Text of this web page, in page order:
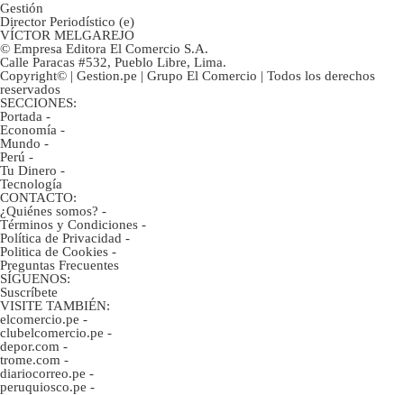
Gestión
Director Periodístico (e)
VÍCTOR MELGAREJO
© Empresa Editora El Comercio S.A.
Calle Paracas #532, Pueblo Libre, Lima.
Copyright© | Gestion.pe | Grupo El Comercio | Todos los derechos
reservados
SECCIONES:
Portada -
Economía -
Mundo -
Perú -
Tu Dinero -
Tecnología
CONTACTO:
¿Quiénes somos? -
Términos y Condiciones -
Política de Privacidad -
Politica de Cookies -
Preguntas Frecuentes
SÍGUENOS:
Suscríbete
VISITE TAMBIÉN:
elcomercio.pe -
clubelcomercio.pe -
depor.com -
trome.com -
diariocorreo.pe -
peruquiosco.pe -